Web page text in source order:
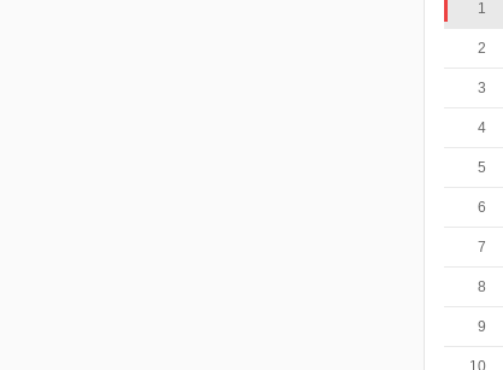
1
2
3
4
5
6
7
8
9
10